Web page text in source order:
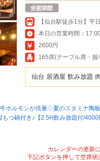
本日の営業時間：
2600円
165席(テーブル席・
仙台 居酒屋 飲み放題
ホルモンが倍量◇夏のスタミナ陶
つ鍋付き♪【2.5H飲み放題付/4000
カレンダーの更新
下記ボタンを押して空席状